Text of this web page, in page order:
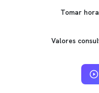
Tomar hora
Valores